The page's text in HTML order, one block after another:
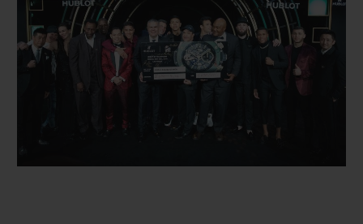
BIG BANG
SUMMER MULTI-
COLORED CERAMIC
BIG BANG
PEACH CERAMIC
SPIRIT OF BIG